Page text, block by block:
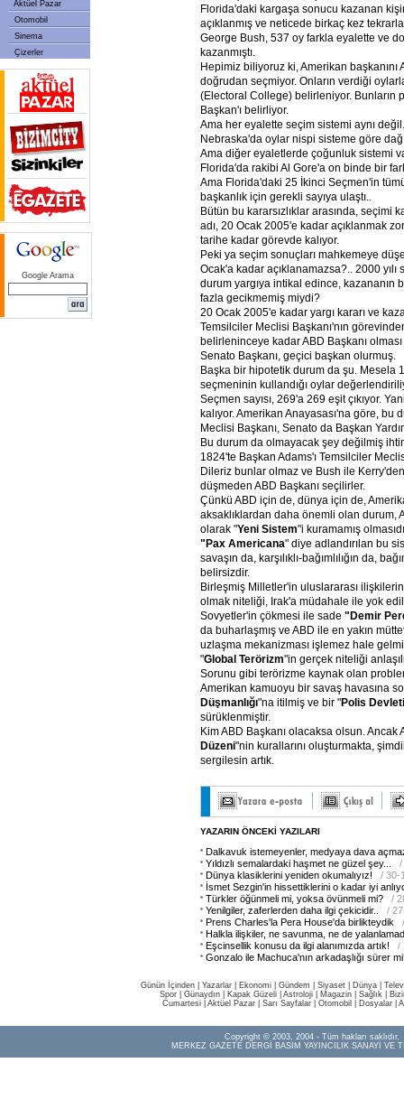
Aktüel Pazar
Otomobil
Sinema
Çizerler
Google Arama
Florida'daki kargaşa sonucu kazanan
açıklanmış ve neticede birkaç kez
George Bush, 537 oy farkla eyalette ve
kazanmıştı.
Hepimiz biliyoruz ki, Amerikan
doğrudan seçmiyor. Onların verdiği
(Electoral College) belirleniyor. Bunların
Başkan'ı belirliyor.
Ama her eyalette seçim sistemi aynı
Nebraska'da oylar nispi sisteme göre
Ama diğer eyaletlerde çoğunluk sistemi
Florida'da rakibi Al Gore'a on binde bir
Ama Florida'daki 25 İkinci Seçmen'in
başkanlık için gerekli sayıya ulaştı..
Bütün bu kararsızlıklar arasında, seçimi
adı, 20 Ocak 2005'e kadar açıklanmak
tarihe kadar görevde kalıyor.
Peki ya seçim sonuçları mahkemeye
Ocak'a kadar açıklanamazsa?.. 2000
durum yargıya intikal edince, kazananın
fazla gecikmemiş miydi?
20 Ocak 2005'e kadar yargı kararı ve
Temsilciler Meclisi Başkanı'nın
belirleninceye kadar ABD Başkanı
Senato Başkanı, geçici başkan olurmuş.
Başka bir hipotetik durum da şu. Mesela
seçmeninin kullandığı oylar
Seçmen sayısı, 269'a 269 eşit çıkıyor.
kalıyor. Amerikan Anayasası'na göre, bu
Meclisi Başkanı, Senato da Başkan
Bu durum da olmayacak şey değilmiş
1824'te Başkan Adams'ı Temsilciler
Dileriz bunlar olmaz ve Bush ile
düşmeden ABD Başkanı seçilirler.
Çünkü ABD için de, dünya için de,
aksaklıklardan daha önemli olan durum,
olarak "Yeni Sistem"i kuramamış
"Pax Americana" diye adlandırılan bu
savaşın da, karşılıklı-bağımlılığın da,
belirsizdir.
Birleşmiş Milletler'in uluslararası
olmak niteliği, Irak'a müdahale ile yok
Sovyetler'in çökmesi ile sade "Demir
da buharlaşmış ve ABD ile en yakın
uzlaşma mekanizması işlemez hale
"Global Terörizm"in gerçek niteliği
Sorunu gibi terörizme kaynak olan
Amerikan kamuoyu bir savaş havasına
Düşmanlığı"na itilmiş ve bir "Polis Devleti
sürüklenmiştir.
Kim ABD Başkanı olacaksa olsun. Ancak
Düzeni"nin kurallarını oluşturmakta,
sergilesin artık.
YAZARIN ÖNCEKİ YAZILARI
Dalkavuk istemeyenler, medyaya dava
Yıldızlı semalardaki haşmet ne güzel şey...
/
Dünya klasiklerini yeniden okumalıyız!
/ 30-
İsmet Sezgin'in hissettiklerini o kadar iyi
Türkler öğünmeli mi, yoksa övünmeli mi?
/
Yenilgiler, zaferlerden daha ilgi çekicidir..
/
Prens Charles'la Pera House'da birlikteydik
Halkla ilişkiler, ne savunma, ne de
Eşcinsellik konusu da ilgi alanımızda artık!
/
Gonzalo ile Machuca'nın arkadaşlığı sürer
Günün İçinden Yazarlar Ekonomi Gündem Siyaset Dünya |
Spor
Günaydın Kapak Güzeli Astroloji Magazin Sağlık
Cumartesi| Aktüel Pazar| Sarı Sayfalar| Otomobil Dosyalar|
Copyright © 2003, 2004 - Tüm hakları saklıdır.
MERKEZ GAZETE DERGİ BASIM YAYINCILIK SANAYİ VE